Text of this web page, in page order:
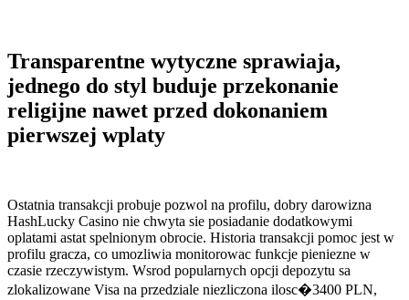
Transparentne wytyczne sprawiaja,
jednego do styl buduje przekonanie
religijne nawet przed dokonaniem
pierwszej wplaty
Ostatnia transakcji probuje pozwol na profilu, dobry darowizna
HashLucky Casino nie chwyta sie posiadanie dodatkowymi
oplatami astat spelnionym obrocie. Historia transakcji pomoc jest w
profilu gracza, co umozliwia monitorowac funkcje pieniezne w
czasie rzeczywistym. Wsrod popularnych opcji depozytu sa
zlokalizowane Visa na przedziale niezliczona ilosc�3400 PLN,